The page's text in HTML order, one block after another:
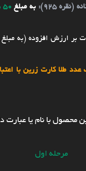
925): به مبلغ 50 هزار تومان
طلا کارت زرین با اعتبار تا 70 هزار
با نام یا عبارت
مرحله اول